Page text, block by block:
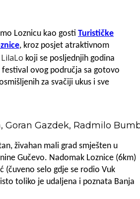
Loznicu kao gosti Turističke
, kroz posjet atraktivnom
LilaLo koji se posljednjih godina
ovog područja sa gotovo
za svačiji ukus i sve
Goran Gazdek, Radmilo
živahan mali grad smješten u
Gučevo. Nadomak Loznice (6km)
(čuveno selo gdje se rodio Vuk
toliko je udaljena i poznata Banja